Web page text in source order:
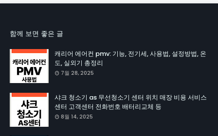
함께 보면 좋은 글
캐리어 에어컨 pmv: 기능, 전기세, 사용법, 설정방법, 온
도, 실외기 총정리
7월 28, 2025
샤크 청소기 as 무선청소기 센터 위치 매장 비용 서비스
센터 고객센터 전화번호 배터리교체 등
8월 14, 2025